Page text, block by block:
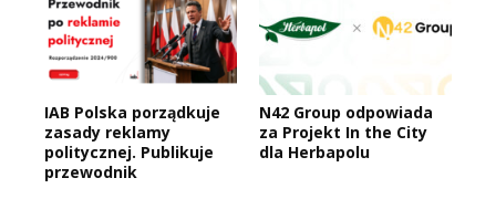
IAB Polska porządkuje
zasady reklamy
politycznej. Publikuje
przewodnik
N42 Group odpowiada
za Projekt In the City
dla Herbapolu